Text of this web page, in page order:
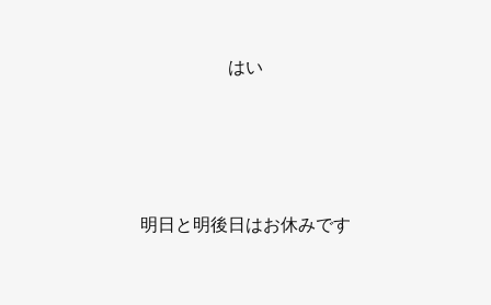
はい
明日と明後日はお休みです